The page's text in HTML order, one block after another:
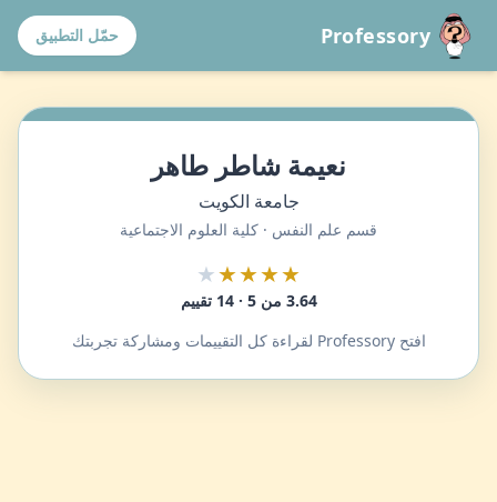
Professory حمّل التطبيق
نعيمة شاطر طاهر
جامعة الكويت
قسم علم النفس · كلية العلوم الاجتماعية
★★★★
★
3.64 من 5 · 14 تقييم
افتح Professory لقراءة كل التقييمات ومشاركة تجربتك